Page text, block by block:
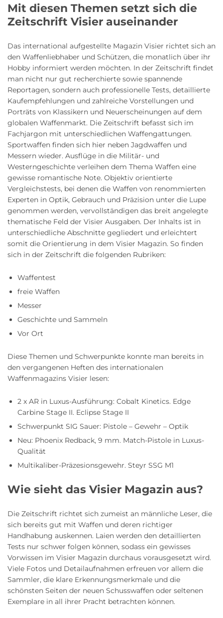
Mit diesen Themen setzt sich die
Zeitschrift Visier auseinander
Das international aufgestellte Magazin Visier richtet sich an
den Waffenliebhaber und Schützen, die monatlich über ihr
Hobby informiert werden möchten. In der Zeitschrift findet
man nicht nur gut recherchierte sowie spannende
Reportagen, sondern auch professionelle Tests, detaillierte
Kaufempfehlungen und zahlreiche Vorstellungen und
Porträts von Klassikern und Neuerscheinungen auf dem
globalen Waffenmarkt. Die Zeitschrift befasst sich im
Fachjargon mit unterschiedlichen Waffengattungen.
Sportwaffen finden sich hier neben Jagdwaffen und
Messern wieder. Ausflüge in die Militär- und
Westerngeschichte verleihen dem Thema Waffen eine
gewisse romantische Note. Objektiv orientierte
Vergleichstests, bei denen die Waffen von renommierten
Experten in Optik, Gebrauch und Präzision unter die Lupe
genommen werden, vervollständigen das breit angelegte
thematische Feld der Visier Ausgaben. Der Inhalts ist in
unterschiedliche Abschnitte gegliedert und erleichtert
somit die Orientierung in dem Visier Magazin. So finden
sich in der Zeitschrift die folgenden Rubriken:
Waffentest
freie Waffen
Messer
Geschichte und Sammeln
Vor Ort
Diese Themen und Schwerpunkte konnte man bereits in
den vergangenen Heften des internationalen
Waffenmagazins Visier lesen:
2 x AR in Luxus-Ausführung: Cobalt Kinetics. Edge
Carbine Stage II. Eclipse Stage II
Schwerpunkt SIG Sauer: Pistole – Gewehr – Optik
Neu: Phoenix Redback, 9 mm. Match-Pistole in Luxus-
Qualität
Multikaliber-Präzesionsgewehr. Steyr SSG M1
Wie sieht das Visier Magazin aus?
Die Zeitschrift richtet sich zumeist an männliche Leser, die
sich bereits gut mit Waffen und deren richtiger
Handhabung auskennen. Laien werden den detaillierten
Tests nur schwer folgen können, sodass ein gewisses
Vorwissen im Visier Magazin durchaus vorausgesetzt wird.
Viele Fotos und Detailaufnahmen erfreuen vor allem die
Sammler, die klare Erkennungsmerkmale und die
schönsten Seiten der neuen Schusswaffen oder seltenen
Exemplare in all ihrer Pracht betrachten können.